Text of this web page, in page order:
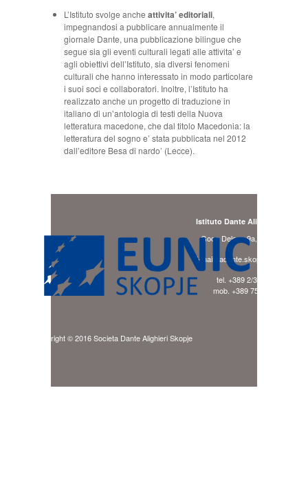
L’Istituto svolge ancheattivita’ editoriali,
impegnandosi a pubblicare annualmente il
giornale Dante, una pubblicazione bilingue che
segue sia gli eventi culturali legati alle attivita’ e
agli obiettivi dell’Istituto, sia diversi fenomeni
culturali che hanno interessato in modo particolare
i suoi soci e collaboratori. Inoltre, l’Istituto ha
realizzato anche un progetto di traduzione in
italiano di un’antologia di testi della Nuova
letteratura macedone, che dal titolo Macedonia: la
letteratura del sogno e’ stata pubblicata nel 2012
dall’editore Besa di nardo’ (Lecce).
Istituto Dante Alighieri Skopje
Goce Delcev 9a, 1000 Skopje
E-mail: ladante.skopje@gmail.com
tel. +389 2/3240 494
mob. +389 75/941 276
Copyright © 2016 Societa Dante Alighieri Skopje